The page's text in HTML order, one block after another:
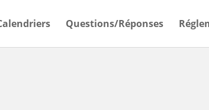
Questions/Réponses